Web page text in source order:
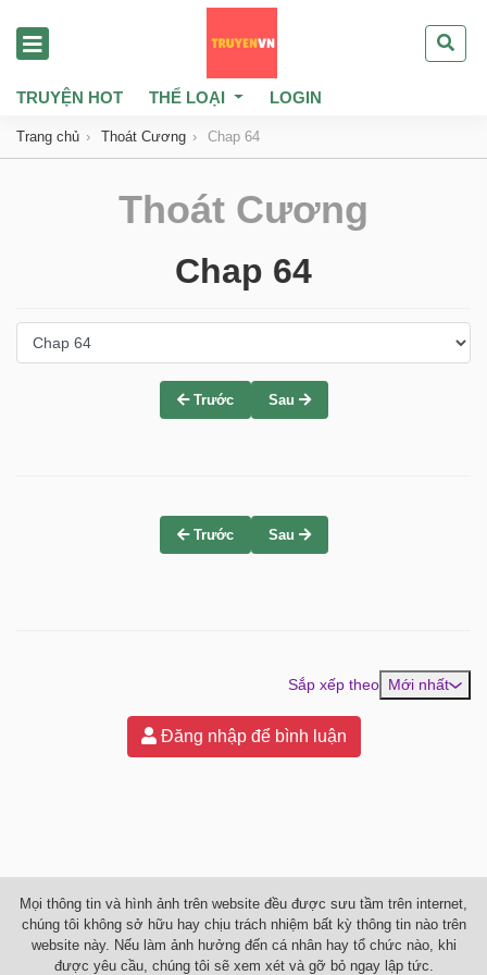
TRUYỆN HOT THỂ LOẠI LOGIN
Trang chủ Thoát Cương Chap 64
Thoát Cương
Chap 64
Trước Sau
Trước Sau
Sắp xếp theo Mới nhất
Đăng nhập để bình luận
Mọi thông tin và hình ảnh trên website đều được sưu tầm trên internet,
chúng tôi không sở hữu hay chịu trách nhiệm bất kỳ thông tin nào trên
website này. Nếu làm ảnh hưởng đến cá nhân hay tổ chức nào, khi
được yêu cầu, chúng tôi sẽ xem xét và gỡ bỏ ngay lập tức.